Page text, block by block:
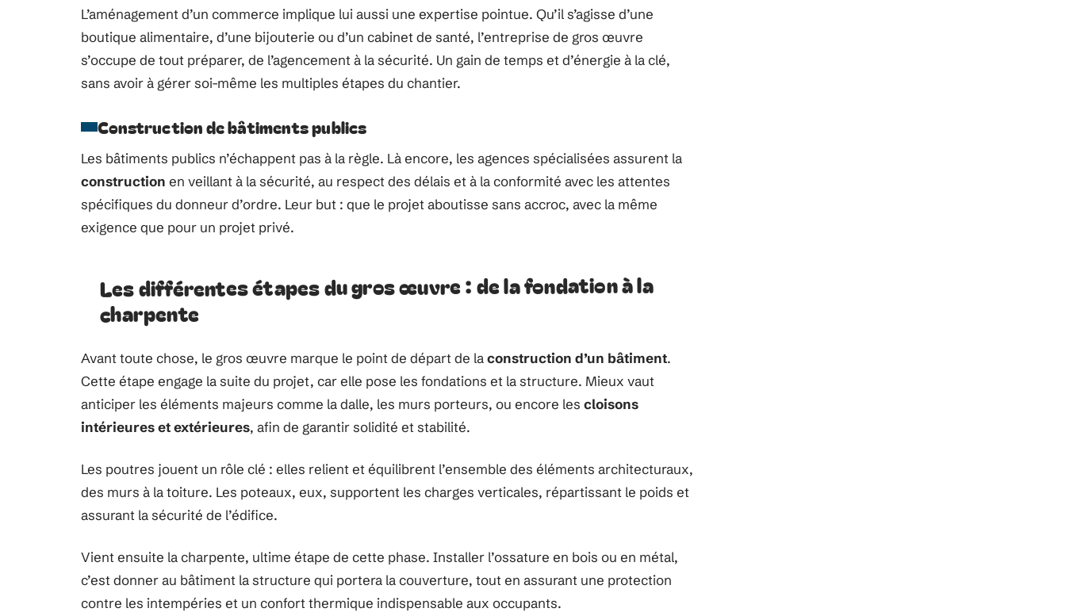
L’aménagement d’un commerce implique lui aussi une expertise pointue. Qu’il s’agisse d’une
boutique alimentaire, d’une bijouterie ou d’un cabinet de santé, l’entreprise de gros œuvre
s’occupe de tout préparer, de l’agencement à la sécurité. Un gain de temps et d’énergie à la clé,
sans avoir à gérer soi-même les multiples étapes du chantier.
Construction de bâtiments publics
Les bâtiments publics n’échappent pas à la règle. Là encore, les agences spécialisées assurent la
construction en veillant à la sécurité, au respect des délais et à la conformité avec les attentes
spécifiques du donneur d’ordre. Leur but : que le projet aboutisse sans accroc, avec la même
exigence que pour un projet privé.
Les différentes étapes du gros œuvre : de la fondation à la
charpente
Avant toute chose, le gros œuvre marque le point de départ de laconstruction d’un bâtiment.
Cette étape engage la suite du projet, car elle pose les fondations et la structure. Mieux vaut
anticiper les éléments majeurs comme la dalle, les murs porteurs, ou encore les cloisons
intérieures et extérieures, afin de garantir solidité et stabilité.
Les poutres jouent un rôle clé : elles relient et équilibrent l’ensemble des éléments architecturaux,
des murs à la toiture. Les poteaux, eux, supportent les charges verticales, répartissant le poids et
assurant la sécurité de l’édifice.
Vient ensuite la charpente, ultime étape de cette phase. Installer l’ossature en bois ou en métal,
c’est donner au bâtiment la structure qui portera la couverture, tout en assurant une protection
contre les intempéries et un confort thermique indispensable aux occupants.